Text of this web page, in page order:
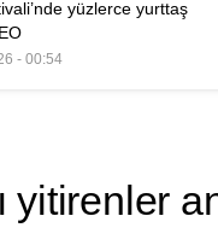
yüzlerce yurttaş
- 00:54
yitirenler